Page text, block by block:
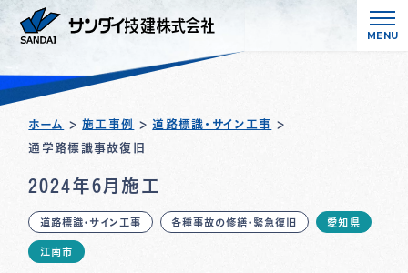
MENU
ホーム >施工事例 >道路標識・サイン工事 >
通学路標識事故復旧
2024年6月施工
道路標識・サイン工事 各種事故の修繕・緊急復旧 愛知県
江南市